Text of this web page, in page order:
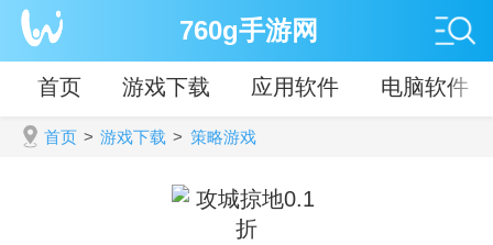
760g手游网
首页 游戏下载 应用软件 电脑软件
首页 > 游戏下载 > 策略游戏